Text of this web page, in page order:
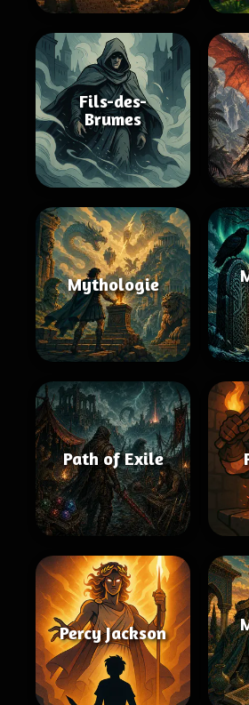
Fils-des-
Brumes
Mythologie
Path of Exile
Percy Jackson